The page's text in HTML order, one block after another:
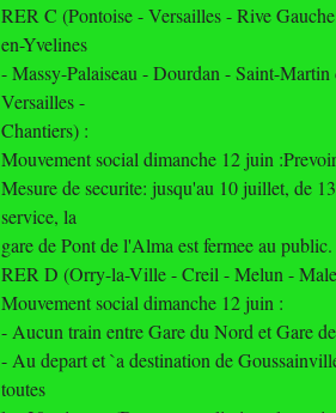
RER C (Pontoise - Versailles - Rive
en-Yvelines
- Massy-Palaiseau - Dourdan - Saint-Martin
Versailles -
Chantiers) :
Mouvement social dimanche 12 juin
Mesure de securite: jusqu'au 10 juillet, de
service, la
gare de Pont de l'Alma est fermee au public.
RER D (Orry-la-Ville - Creil - Melun -
Mouvement social dimanche 12 juin :
- Aucun train entre Gare du Nord et Gare
- Au depart et `a destination de
toutes